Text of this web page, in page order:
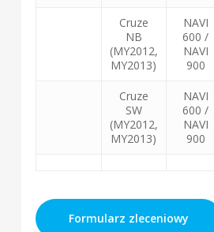
Cruze
NB
(MY2012,
MY2013)
NAVI
600 /
NAVI
900
Cruze
SW
(MY2012,
MY2013)
NAVI
600 /
NAVI
900
Formularz zleceniowy